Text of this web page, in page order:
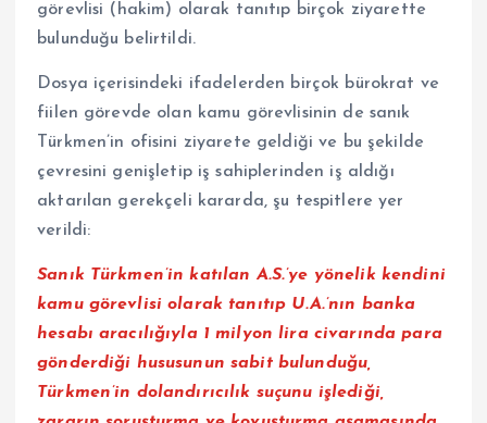
görevlisi (hakim) olarak tanıtıp birçok ziyarette
bulunduğu belirtildi.
Dosya içerisindeki ifadelerden birçok bürokrat ve
fiilen görevde olan kamu görevlisinin de sanık
Türkmen’in ofisini ziyarete geldiği ve bu şekilde
çevresini genişletip iş sahiplerinden iş aldığı
aktarılan gerekçeli kararda, şu tespitlere yer
verildi:
Sanık Türkmen’in katılan A.S.’ye yönelik kendini
kamu görevlisi olarak tanıtıp U.A.’nın banka
hesabı aracılığıyla 1 milyon lira civarında para
gönderdiği hususunun sabit bulunduğu,
Türkmen’in dolandırıcılık suçunu işlediği,